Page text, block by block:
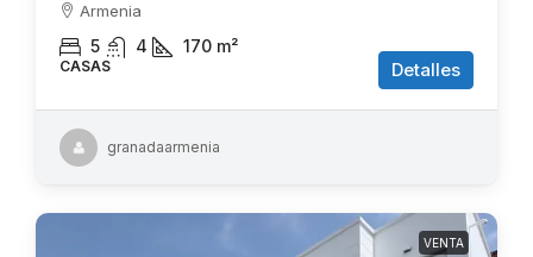
Armenia
5 4 170 m²
CASAS Detalles
granadaarmenia
VENTA